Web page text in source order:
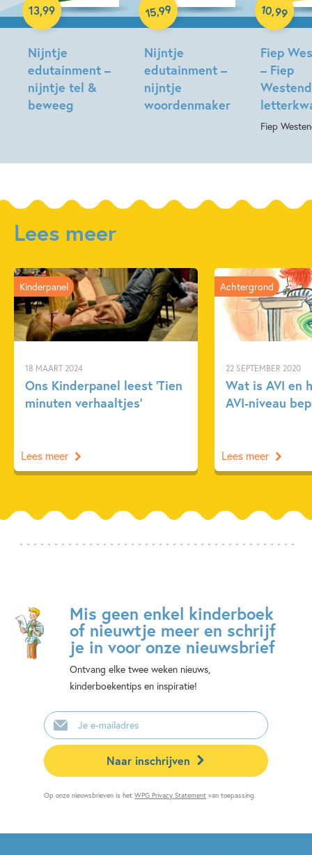
Nijntje
edutainment –
nijntje tel &
beweeg
13,99
Nijntje
edutainment –
nijntje
woordenmaker
15,99
Fiep
– Fiep
Fiep
10,99
Lees meer
18 MAART 2024
Ons Kinderpanel leest ‘Tien
minuten verhaaltjes’
Kinderpanel
Lees meer
22 SEPTEMBER 2020
Wat is AVI en
AVI-niveau
Achtergrond
Lees meer
Mis geen enkel kinderboek
of nieuwtje meer en schrijf
je in voor onze nieuwsbrief
Ontvang elke twee weken nieuws,
kinderboekentips en inspiratie!
E-
mailadres
Naar inschrijven
Op onze nieuwsbrieven is hetWPG Privacy Statement van toepassing.